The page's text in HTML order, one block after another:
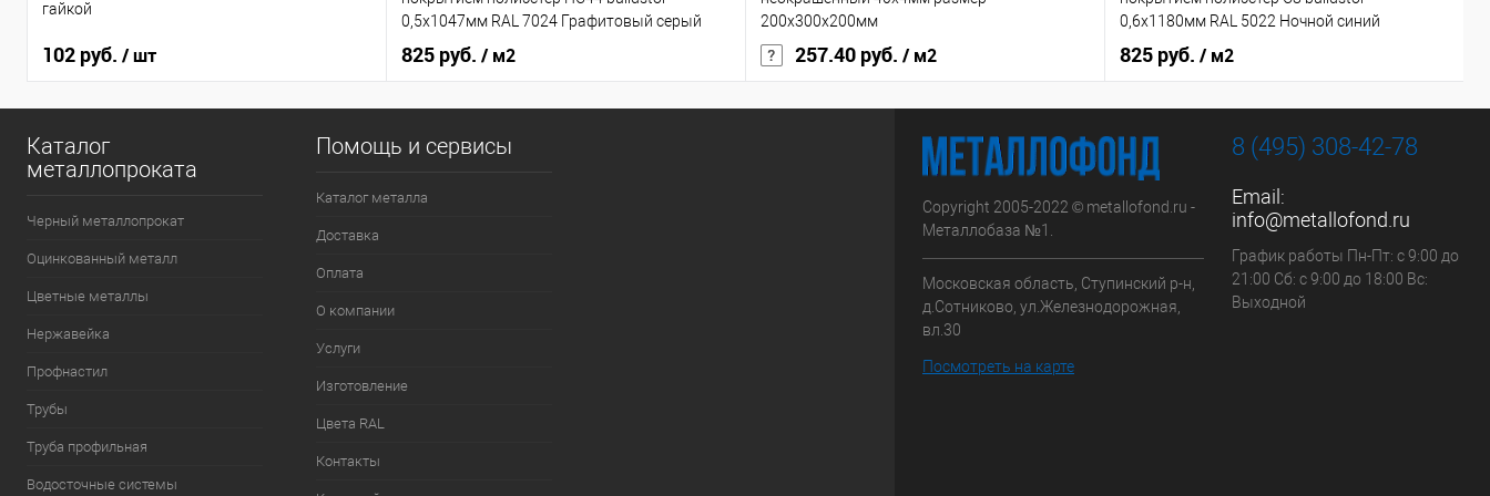
гайкой
102 руб. / шт
0,5х1047мм RAL 7024 Графитовый серый
825 руб. / м2
200x300х200мм
257.40 руб. / м2
0,6х1180мм RAL 5022 Ночной синий
825 руб. / м2
Каталог
металлопроката
Черный металлопрокат
Оцинкованный металл
Цветные металлы
Нержавейка
Профнастил
Трубы
Труба профильная
Водосточные системы
Помощь и сервисы
Каталог металла
Доставка
Оплата
О компании
Услуги
Изготовление
Цвета RAL
Контакты
Copyright 2005-2022 © metallofond.ru -
Металлобаза №1.
Московская область, Ступинский р-н,
д.Сотниково, ул.Железнодорожная,
вл.30
Посмотреть на карте
8 (495) 308-42-78
Email:
info@metallofond.ru
График работы Пн-Пт: с 9:00 до
21:00 Сб: с 9:00 до 18:00 Вс:
Выходной